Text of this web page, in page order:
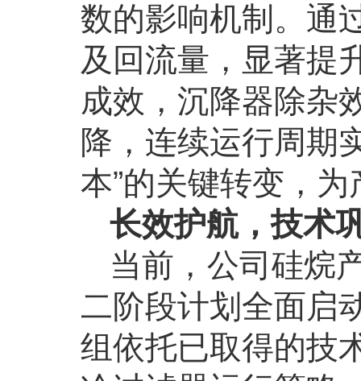
数的影响机制。通
及回流量，显著提
成效，沉降器除杂
降，连续运行周期
本”的关键转变，
长效护航，技术
当前，公司硅烷
二阶段计划全面启
组依托已取得的技